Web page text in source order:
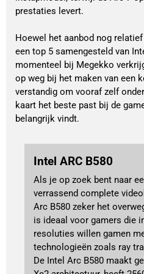
prestaties levert.
Hoewel het aanbod nog
een top 5 samengesteld van
momenteel bij Megekko
op weg bij het maken van een
verstandig om vooraf zelf
kaart het beste past bij de
belangrijk vindt.
Intel ARC B580
Als je op zoek bent naar
verrassend complete
Arc B580 zeker het
is ideaal voor gamers die
resoluties willen gamen
technologieën zoals ray
De Intel Arc B580 maakt